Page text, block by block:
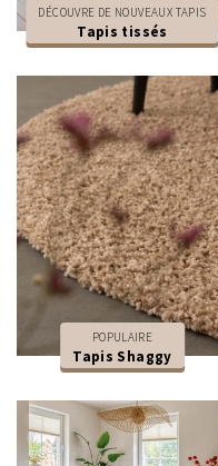
DÉCOUVRE DE NOUVEAUX TAPIS
Tapis tissés
POPULAIRE
Tapis Shaggy